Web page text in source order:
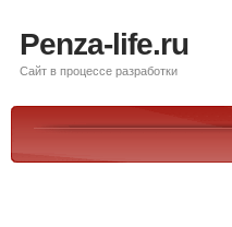
Penza-life.ru
Сайт в процессе разработки